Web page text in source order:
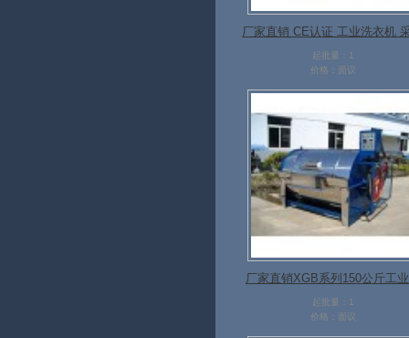
厂家直销 CE认证 工业洗衣机
304不锈钢
起批量：1
价格：面议
厂家直销XGB系列150公斤工
衣机 采用304不锈钢
起批量：1
价格：面议